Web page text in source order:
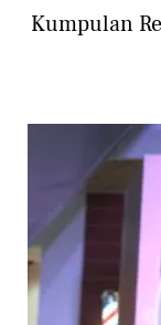
Kumpulan